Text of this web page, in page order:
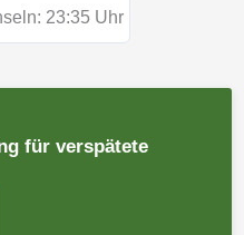
23:35 Uhr
für verspätete